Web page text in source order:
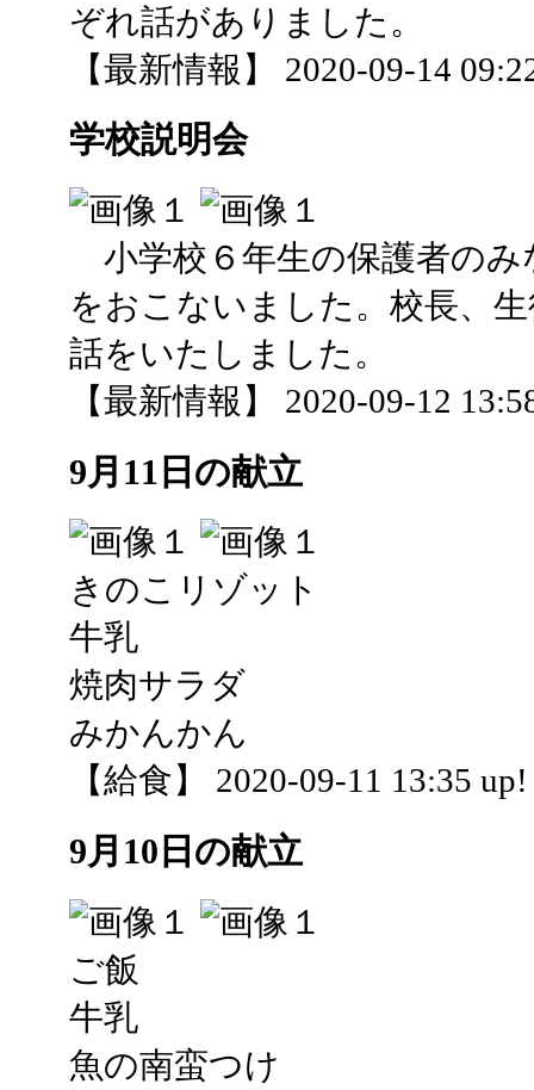
ぞれ話がありました。
【最新情報】 2020-09-14
学校説明会
小学校６年生の保護者のみ
をおこないました。校長、
話をいたしました。
【最新情報】 2020-09-12
9月11日の献立
きのこリゾット
牛乳
焼肉サラダ
みかんかん
【給食】 2020-09-11 13:35 up!
9月10日の献立
ご飯
牛乳
魚の南蛮つけ